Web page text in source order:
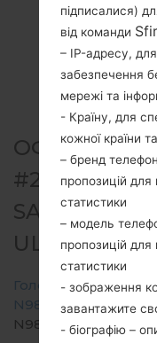
ОФІЦІЙНА
#264057
ULTRA 5G
Головна →Galaxy
N986B →SM-
підписалися)
від команди
– IP-адресу,
забезпечення
мережі та
- Країну, для
кожної країни
– бренд
пропозицій
статистики
– модель
пропозицій
статистики
- зображення
завантажите
- біографію –